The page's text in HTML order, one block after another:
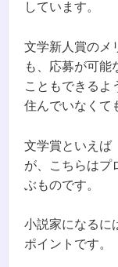
しています。
文学新人賞のメ
も、応募が可能
こともできるよ
住んでいなくて
文学賞といえば
が、こちらはプ
ぶものです。
小説家になるに
ポイントです。